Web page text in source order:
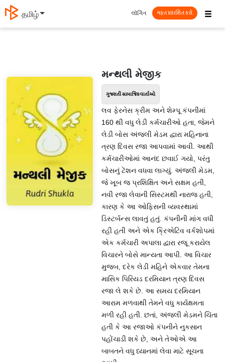
தமிழ் ☰
લૉગિન મફત પ્રકાશિત કરો
મન્થલી મેજીક
ગુજરાતી સામાજિક વાર્તાઓ
લવ ફેરનેસ ક્રીમ અને શેમ્પૂ કંપનીમાં
160 થી વધુ લેડી કર્મચારીઓ હતા, જેમને
લેડી બોસ અંજલી મેડમ દ્વારા મહિનાના
ત્રણ દિવસ રજા આપવામાં આવી. આથી
કર્મચારીઓમાં આનંદ છવાઈ ગયો, પરંતુ
બોસનું ટેંશન વધવા લાગ્યું. અંજલી મેડમ,
જે ખૂબ જ પ્રશિક્ષિત અને સક્ષમ હતી,
નવી રજા લેવાની સિસ્ટમથી નારાજ હતી,
કારણ કે આ ઓફિસની વ્યવસ્થામાં
ડિસ્ટર્બન્સ લાવતું હતું. કંપનીની માંગ વધી
રહી હતી અને એક ક્રિએટિવ વર્કશોપમાં
એક કર્મચારી અપાલા દ્વારા રજૂ કરાયેલ
વિચારને બોસે માન્યતા આપી. આ વિચાર
મુજબ, દરેક લેડી મહિને એકવાર તેમના
માસિક પિરિયડ દરમિયાન ત્રણ દિવસ
રજા લે શકે છે. આ સમય દરમિયાન
આરામ મળવાથી તેમને વધુ કાર્યક્ષમતા
મળી રહી હતી. છતાં, અંજલી મેડમને ચિંતા
હતી કે આ રજાઓ કંપનીને નુકસાન
પહોંચાડી શકે છે, અને તેઓએ આ
બાબતને વધુ ધ્યાનમાં લેવા માટે સૂચના